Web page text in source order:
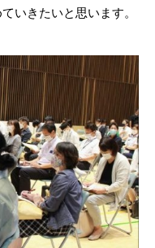
いきたいと思います。